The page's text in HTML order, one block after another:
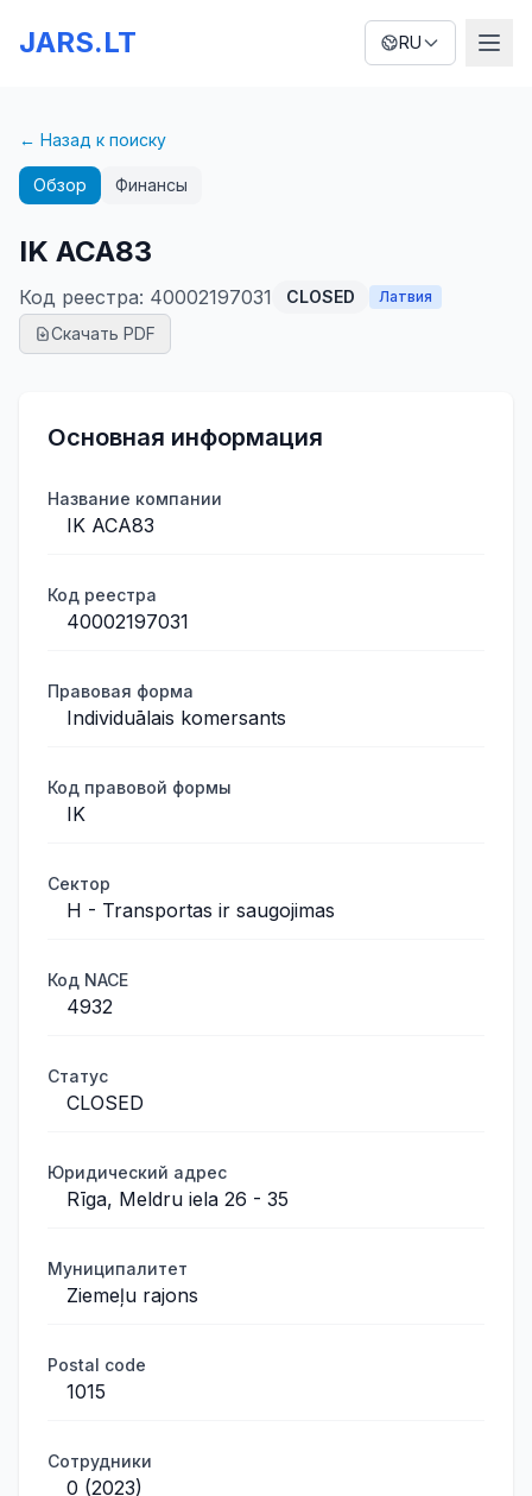
JARS.LT RU
← Назад к поиску
Обзор Финансы
IK ACA83
Код реестра: 40002197031 CLOSED Латвия
Скачать PDF
Основная информация
Название компании
IK ACA83
Код реестра
40002197031
Правовая форма
Individuālais komersants
Код правовой формы
IK
Сектор
H - Transportas ir saugojimas
Код NACE
4932
Статус
CLOSED
Юридический адрес
Rīga, Meldru iela 26 - 35
Муниципалитет
Ziemeļu rajons
Postal code
1015
Сотрудники
0 (2023)